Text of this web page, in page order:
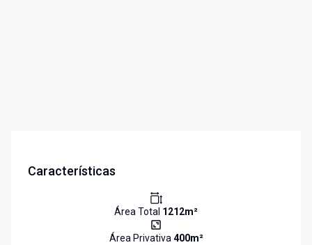
Características
Área Total 1212m²
Área Privativa400m²